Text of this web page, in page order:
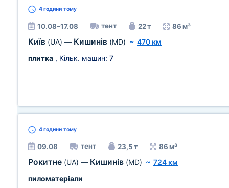
4 години тому
10.08–17.08 тент 22 т 86 м³
Київ (UA) — Кишинів (MD) ~ 470 км
плитка , Кільк. машин: 7
4 години тому
09.08 тент 23,5 т 86 м³
Рокитне (UA) — Кишинів (MD) ~ 724 км
пиломатеріали